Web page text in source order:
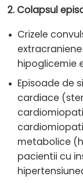
2. Colapsul
Crizele
hipoglicemie
Episoade de
cardiace
metabolice
pacientii cu